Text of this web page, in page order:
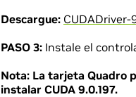
Descargue: CUDADriver-
PASO 3: Instale el
Nota: La tarjeta Quadro
instalar CUDA 9.0.197.